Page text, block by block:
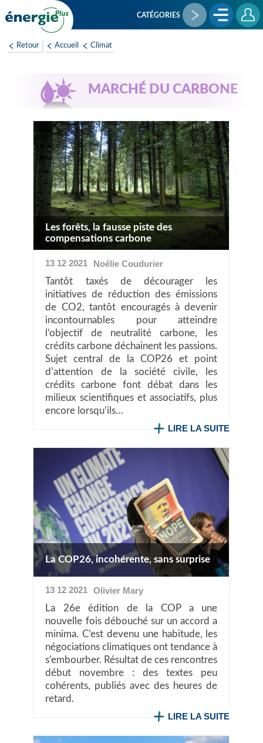
au
CATÉGORIES
Retour Accueil Climat
MARCHÉ DU CARBONE
Les forêts, la fausse piste des
compensations carbone
13 12 2021 NoélieCoudurier
Tantôt taxés de décourager les
initiatives de réduction des émissions
de CO2, tantôt encouragés à devenir
incontournables pour atteindre
l’objectif de neutralité carbone, les
crédits carbone déchainent les passions.
Sujet central de la COP26 et point
d’attention de la société civile, les
crédits carbone font débat dans les
milieux scientifiques et associatifs, plus
encore lorsqu’ils…
LIRE LA SUITE
La COP26, incohérente, sans surprise
13 12 2021 Olivier Mary
La 26e édition de la COP a une
nouvelle fois débouché sur un accord a
minima. C’est devenu une habitude, les
négociations climatiques ont tendance à
s’embourber. Résultat de ces rencontres
début novembre : des textes peu
cohérents, publiés avec des heures de
retard.
LIRE LA SUITE